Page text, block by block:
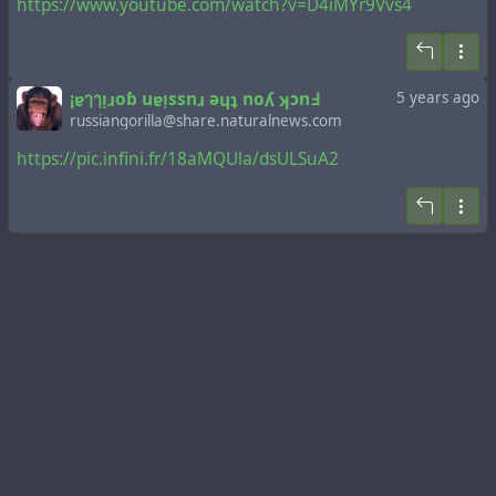
https://www.youtube.com/watch?v=D4iMYr9Vvs4
5 years ago
¡ɐๅๅᴉɹoɓ uɐᴉssnɹ ǝɥʇ noʎ ʞɔnꓞ
russiangorilla@share.naturalnews.com
https://pic.infini.fr/18aMQUla/dsULSuA2